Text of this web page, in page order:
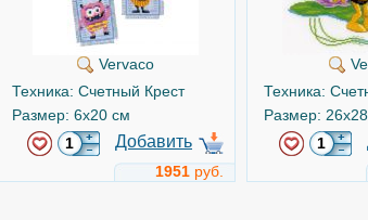
Vervaco
Техника: Счетный Крест
Размер: 6x20 см
Добавить
1951 руб.
Техника:
Размер: